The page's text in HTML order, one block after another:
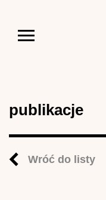
publikacje
Wróć do listy